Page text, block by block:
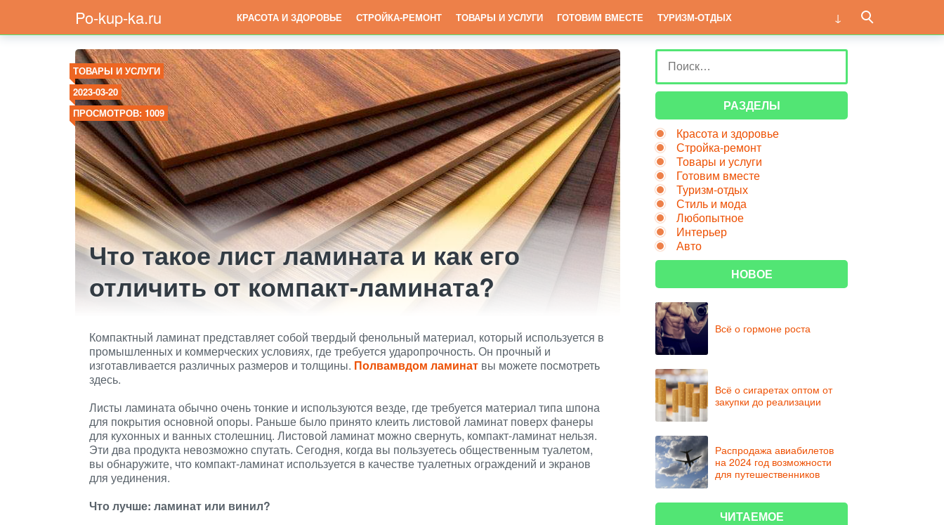
Po-kup-ka.ru КРАСОТА И ЗДОРОВЬЕ СТРОЙКА-РЕМОНТ ТОВАРЫ И УСЛУГИ ГОТОВИМ ВМЕСТЕ ТУРИЗМ-ОТДЫХ
ТОВАРЫ И УСЛУГИ
2023-03-20
ПРОСМОТРОВ: 1009
Что такое лист ламината и как его
отличить от компакт-ламината?
Компактный ламинат представляет собой твердый фенольный материал, который используется в
промышленных и коммерческих условиях, где требуется ударопрочность. Он прочный и
изготавливается различных размеров и толщины. Полвамвдом ламинат вы можете посмотреть
здесь.
Листы ламината обычно очень тонкие и используются везде, где требуется материал типа шпона
для покрытия основной опоры. Раньше было принято клеить листовой ламинат поверх фанеры
для кухонных и ванных столешниц. Листовой ламинат можно свернуть, компакт-ламинат нельзя.
Эти два продукта невозможно спутать. Сегодня, когда вы пользуетесь общественным туалетом,
вы обнаружите, что компакт-ламинат используется в качестве туалетных ограждений и экранов
для уединения.
Что лучше: ламинат или винил?
РАЗДЕЛЫ
Красота и здоровье
Стройка-ремонт
Товары и услуги
Готовим вместе
Туризм-отдых
Стиль и мода
Любопытное
Интерьер
Авто
НОВОЕ
Всё о гормоне роста
Всё о сигаретах оптом от
закупки до реализации
Распродажа авиабилетов
на 2024 год возможности
для путешественников
ЧИТАЕМОЕ